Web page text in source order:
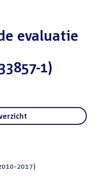
evaluatie
1)
2017)